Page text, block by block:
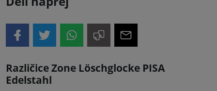
Različice Zone Löschglocke PISA
Edelstahl